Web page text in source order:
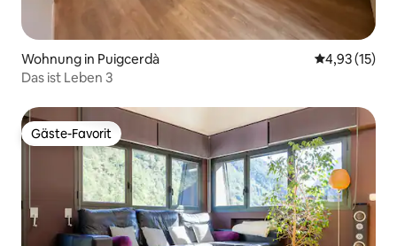
Wohnung in Puigcerdà
4,93 (15)
Das ist Leben 3
Gäste-Favorit
Gäste-Favorit